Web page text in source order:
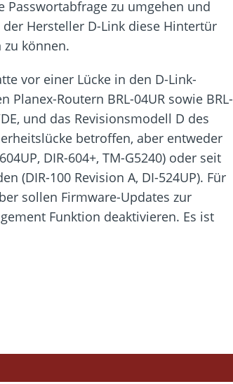
zu umgehen und
Hersteller D-Link diese Hintertür
können.
vor einer Lücke in den D-Link-
Planex-Routern BRL-04UR sowie BRL-
und das Revisionsmodell D des
betroffen, aber entweder
DIR-604+, TM-G5240) oder seit
(DIR-100 Revision A, DI-524UP). Für
sollen Firmware-Updates zur
Funktion deaktivieren. Es ist